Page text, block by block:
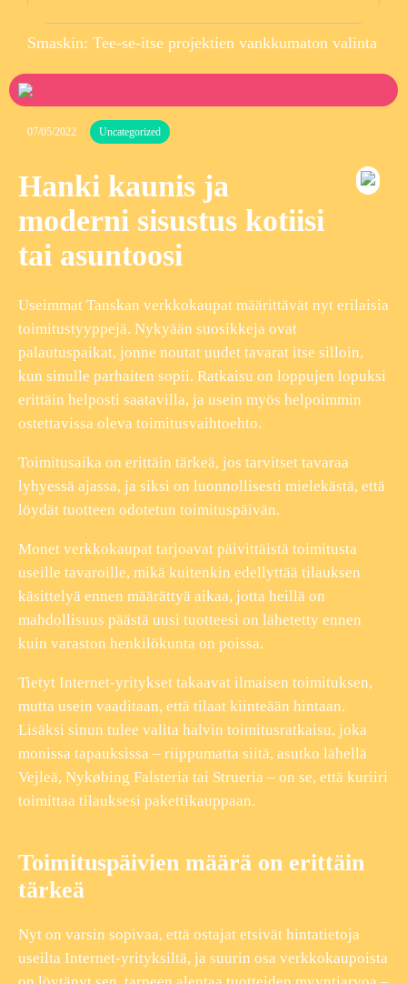
Smaskin: Tee-se-itse projektien vankkumaton valinta
07/05/2022 Uncategorized
Hanki kaunis ja
moderni sisustus kotiisi
tai asuntoosi
Useimmat Tanskan verkkokaupat määrittävät nyt erilaisia
toimitustyyppejä. Nykyään suosikkeja ovat
palautuspaikat, jonne noutat uudet tavarat itse silloin,
kun sinulle parhaiten sopii. Ratkaisu on loppujen lopuksi
erittäin helposti saatavilla, ja usein myös helpoimmin
ostettavissa oleva toimitusvaihtoehto.
Toimitusaika on erittäin tärkeä, jos tarvitset tavaraa
lyhyessä ajassa, ja siksi on luonnollisesti mielekästä, että
löydät tuotteen odotetun toimituspäivän.
Monet verkkokaupat tarjoavat päivittäistä toimitusta
useille tavaroille, mikä kuitenkin edellyttää tilauksen
käsittelyä ennen määrättyä aikaa, jotta heillä on
mahdollisuus päästä uusi tuotteesi on lähetetty ennen
kuin varaston henkilökunta on poissa.
Tietyt Internet-yritykset takaavat ilmaisen toimituksen,
mutta usein vaaditaan, että tilaat kiinteään hintaan.
Lisäksi sinun tulee valita halvin toimitusratkaisu, joka
monissa tapauksissa – riippumatta siitä, asutko lähellä
Vejleä, Nykøbing Falsteria tai Strueria – on se, että kuriiri
toimittaa tilauksesi pakettikauppaan.
Toimituspäivien määrä on erittäin
tärkeä
Nyt on varsin sopivaa, että ostajat etsivät hintatietoja
useilta Internet-yrityksiltä, ja suurin osa verkkokaupoista